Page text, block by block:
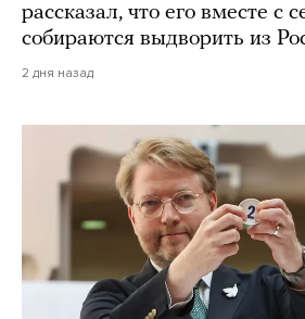
рассказал, что его вместе с
собираются выдворить из
2 дня назад